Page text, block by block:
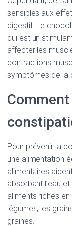
sensibles aux
digestif. Le
qui est un
affecter les
contractions
symptômes de la
Pour prévenir la
une alimentation
alimentaires
absorbant l’eau
aliments riches
légumes, les
graines.